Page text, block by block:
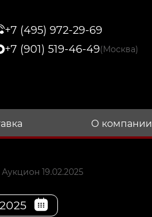
+7 (495) 972-29-69
+7 (901) 519-46-49(Москва)
О компании
Аукцион 19.02.2025